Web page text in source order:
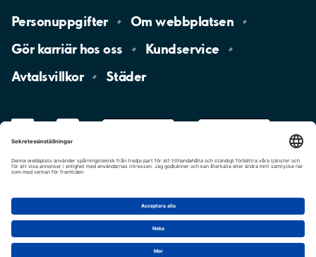
Personuppgifter Omwebbplatsen
Gör karriär hososs
Kundservice
Avtalsvillkor
Städer
Cookie-inställningar